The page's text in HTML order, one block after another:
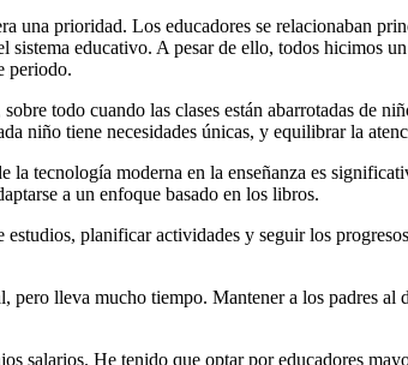
una prioridad. Los educadores se relacionaban
sistema educativo. A pesar de ello, todos hicimos
periodo.
todo cuando las clases están abarrotadas de
niño tiene necesidades únicas, y equilibrar la
tecnología moderna en la enseñanza es
a un enfoque basado en los libros.
planificar actividades y seguir los
pero lleva mucho tiempo. Mantener a los padres
salarios. He tenido que optar por educadores